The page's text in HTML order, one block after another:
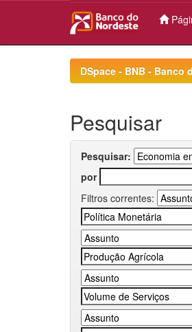
DSpace - BNB - Banco
Pesquisar
Pesquisar:
por
Filtros correntes: